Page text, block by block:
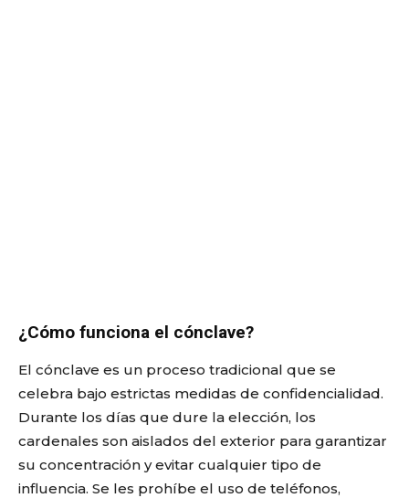
¿Cómo funciona el cónclave?
El cónclave es un proceso tradicional que se
celebra bajo estrictas medidas de confidencialidad.
Durante los días que dure la elección, los
cardenales son aislados del exterior para garantizar
su concentración y evitar cualquier tipo de
influencia. Se les prohíbe el uso de teléfonos,